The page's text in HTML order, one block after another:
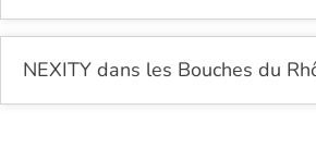
NEXITY dans les Bouches du